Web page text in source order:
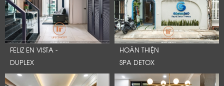
FELIZ EN VISTA -
DUPLEX
HOÀN THIỆN
SPA DETOX